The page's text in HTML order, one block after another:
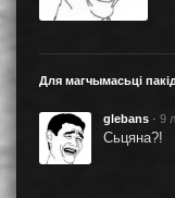
Для магчымасьці
glebans · 9
Сьцяна?!